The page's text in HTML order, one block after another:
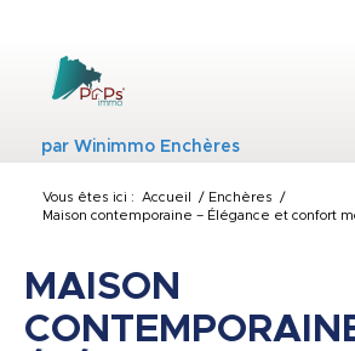
parWinimmo Enchères
Vous êtes ici : Accueil / Enchères
/
Maison contemporaine – Élégance et confort
MAISON